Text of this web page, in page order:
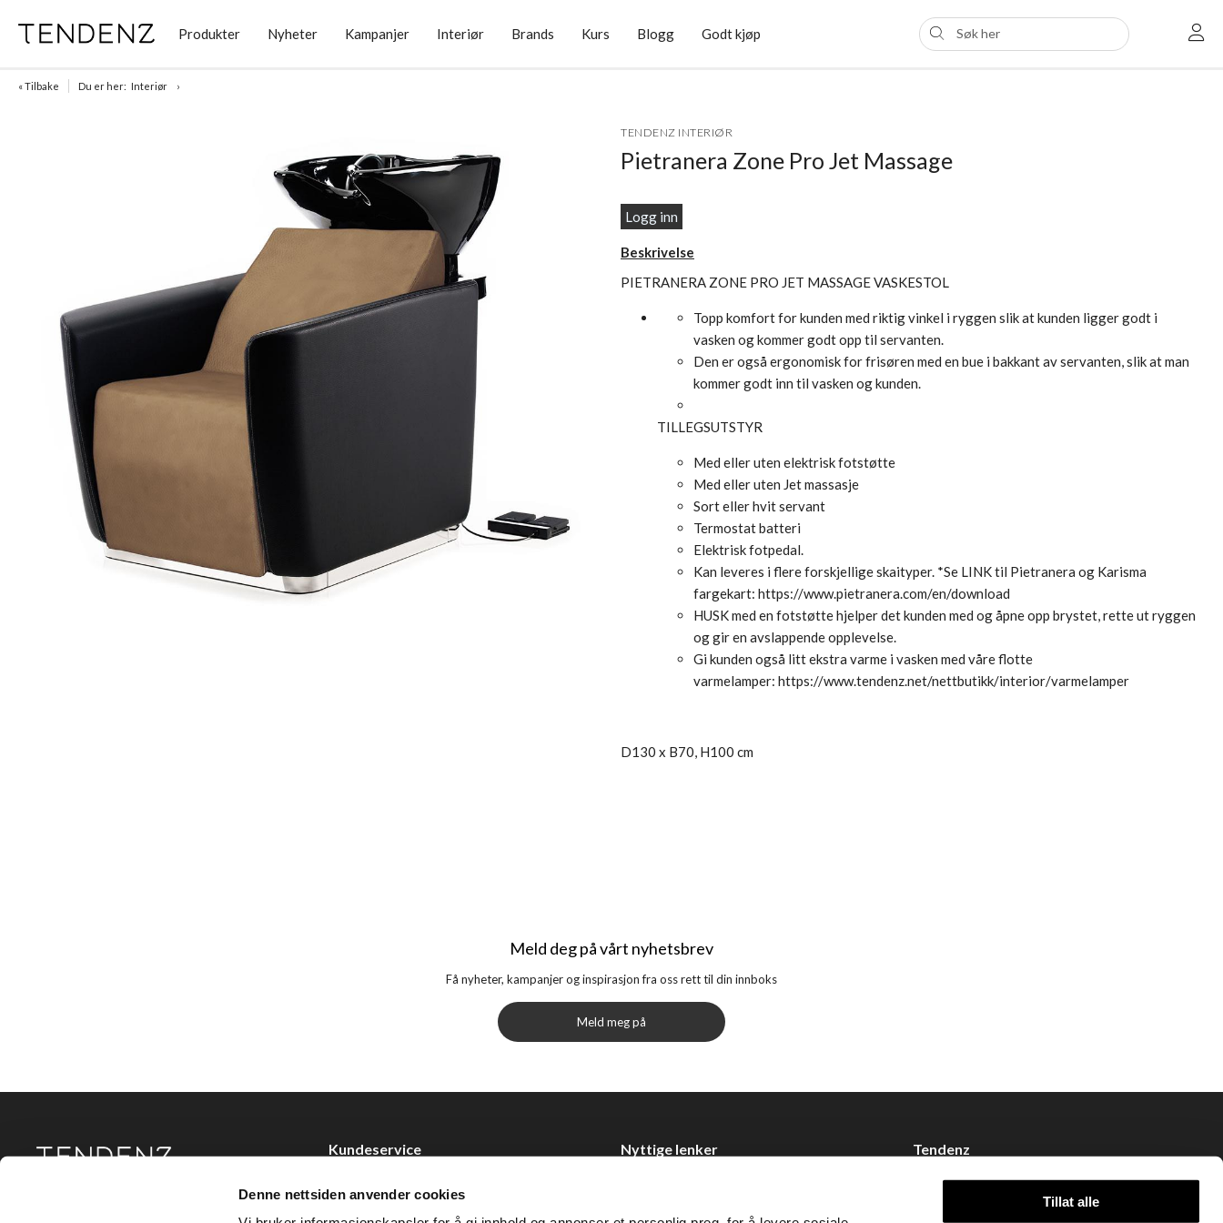
Denne nettsiden anvender cookies
Tillat alle
Produkter Nyheter Kampanjer Interiør Brands Kurs Blogg Godt kjøp
« Tilbake Du er her: Interiør
TENDENZ INTERIØR
Pietranera Zone Pro Jet Massage
Logg inn
Beskrivelse
PIETRANERA ZONE PRO JET MASSAGE VASKESTOL
Topp komfort for kunden med riktig vinkel i ryggen slik at kunden ligger godt i
vasken og kommer godt opp til servanten.
Den er også ergonomisk for frisøren med en bue i bakkant av servanten, slik at man
kommer godt inn til vasken og kunden.
TILLEGSUTSTYR
Med eller uten elektrisk fotstøtte
Med eller uten Jet massasje
Sort eller hvit servant
Termostat batteri
Elektrisk fotpedal.
Kan leveres i flere forskjellige skaityper. *Se LINK til Pietranera og Karisma
fargekart: https://www.pietranera.com/en/download
HUSK med en fotstøtte hjelper det kunden med og åpne opp brystet, rette ut ryggen
og gir en avslappende opplevelse.
Gi kunden også litt ekstra varme i vasken med våre flotte
varmelamper: https://www.tendenz.net/nettbutikk/interior/varmelamper
D130 x B70, H100 cm
Meld deg på vårt nyhetsbrev
Få nyheter, kampanjer og inspirasjon fra oss rett til din innboks
Meld meg på
Tendenz Hårpleie AS er en solid totalleverandør av
eksklusive merker og profesjonelle produkter til
Kundeservice
Kjøpsvilkår
Nyttige lenker Tendenz